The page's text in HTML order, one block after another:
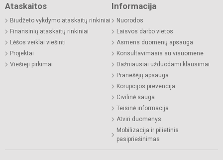
Ataskaitos
Biudžeto vykdymo ataskaitų rinkiniai
Finansinių ataskaitų rinkiniai
Lėšos veiklai viešinti
Projektai
Viešieji pirkimai
Informacija
Nuorodos
Laisvos darbo vietos
Asmens duomenų apsauga
Konsultavimasis su visuomene
Dažniausiai užduodami klausimai
Pranešėjų apsauga
Korupcijos prevencija
Civilinė sauga
Teisinė informacija
Atviri duomenys
Mobilizacija ir pilietinis
pasipriešinimas